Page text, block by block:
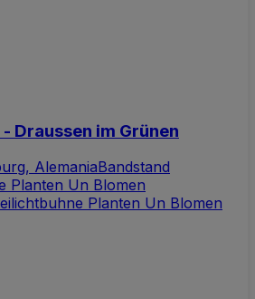
Draussen im Grünen
AlemaniaBandstand
Planten Un Blomen
Planten Un Blomen